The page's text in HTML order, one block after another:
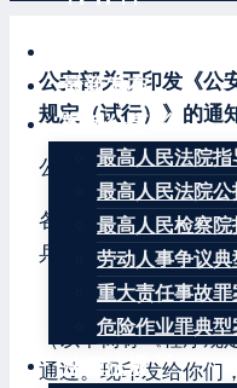
最新发布
案例分享
最高人民法院指
最高人民法院公
最高人民检察院
劳动人事争议典
重大责任事故罪
危险作业罪典型
法律法规
公安部关于印发《公
规定（试行）》的通
公通字〔2025〕10号
各省、自治区、直辖
兵团公安局：
《公安机关资金分
（以下简称《程序
通过。现印发给你们